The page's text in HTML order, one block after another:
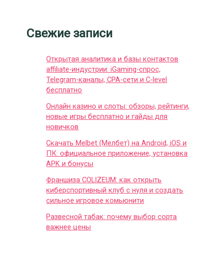
Свежие записи
Открытая аналитика и базы контактов
affiliate-индустрии: iGaming-спрос,
Telegram-каналы, CPA-сети и C-level
бесплатно
Онлайн казино и слоты: обзоры, рейтинги,
новые игры бесплатно и гайды для
новичков
Скачать Melbet (Мелбет) на Android, iOS и
ПК: официальное приложение, установка
APK и бонусы
Франшиза COLIZEUM: как открыть
киберспортивный клуб с нуля и создать
сильное игровое комьюнити
Развесной табак: почему выбор сорта
важнее цены